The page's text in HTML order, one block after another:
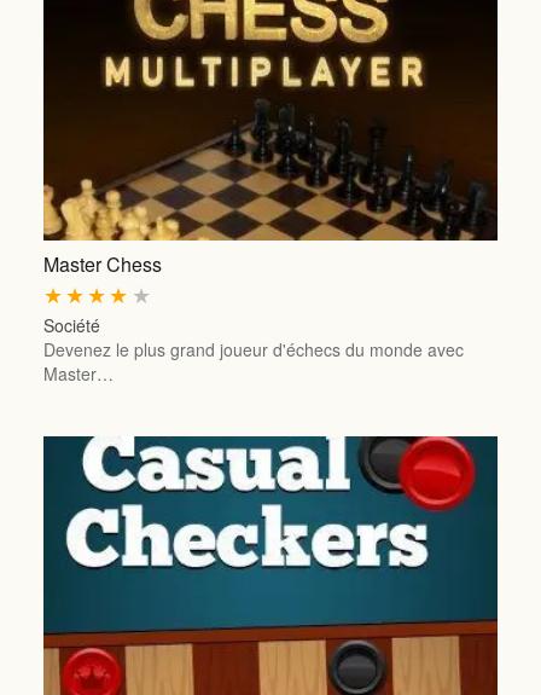
Master Chess
★
★
★
★
★
Société
Devenez le plus grand joueur d'échecs du monde avec
Master…